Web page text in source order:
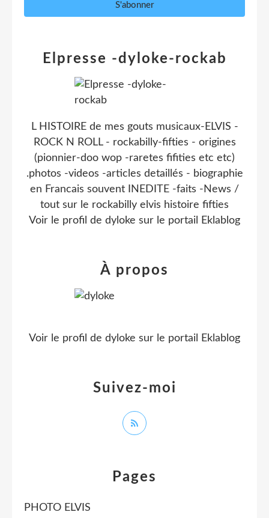
Pages
PHOTO ELVIS
Elpresse -dyloke-rockab
L HISTOIRE de mes gouts musicaux-ELVIS -
ROCK N ROLL - rockabilly-fifties - origines
(pionnier-doo wop -raretes fifities etc etc)
.photos -videos -articles detaillés - biographie
en Francais souvent INEDITE -faits -News /
tout sur le rockabilly elvis histoire fifties
Voir le profil de dyloke sur le portail Eklablog
Suivez-moi
À propos
Voir le profil de dyloke sur le portail Eklablog